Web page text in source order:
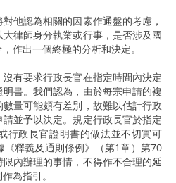
認為相關的因素作通盤的考慮，
律師身分執業或行事，是否涉及國
作出一個終極的分析和決定。
有要求行政長官在指定時間內決定
書。我們認為，由於每宗申請的複
量可能頗有差別，故難以估計行政
並予以決定。規定行政長官於指定
行政長官證明書的做法並不切實可
釋義及通則條例》（第1章）第70
內辦理的事情，不得作不合理的延
為指引。